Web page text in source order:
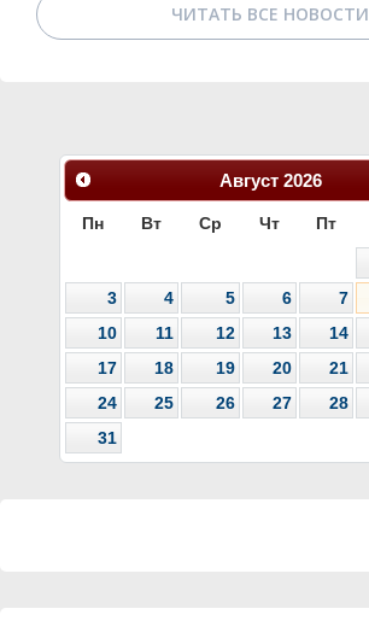
ЧИТАТЬ ВСЕ НОВОСТИ
Август 2026
Пн Вт Ср Чт Пт
3
4 5 6 7
10
11 12 13 14
17
18 19 20 21
24
25 26 27 28
31